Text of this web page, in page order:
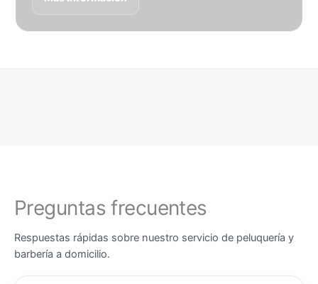
Preguntas frecuentes
Respuestas rápidas sobre nuestro servicio de peluquería y
barbería a domicilio.